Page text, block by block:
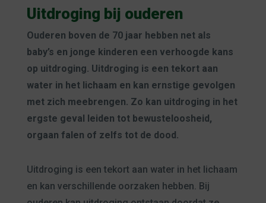
Uitdroging bij ouderen
Ouderen boven de 70 jaar hebben net als
baby’s en jonge kinderen een verhoogde kans
op uitdroging. Uitdroging is een tekort aan
water in het lichaam en kan ernstige gevolgen
met zich meebrengen. Zo kan uitdroging in het
ergste geval leiden tot bewusteloosheid,
orgaan falen of zelfs tot de dood.
Uitdroging is een tekort aan water in het lichaam
en kan verschillende oorzaken hebben. Bij